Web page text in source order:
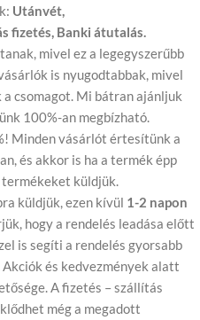
Utánvét,
fizetés, Banki átutalás.
mivel ez a legegyszerűbb
is nyugodtabbak, mivel
csomagot. Mi bátran ajánljuk
100%-an megbízható.
Minden vásárlót értesítünk a
és akkor is ha a termék épp
küldjük.
küldjük, ezen kívül 1-2 napon
hogy a rendelés leadása előtt
is segíti a rendelés gyorsabb
Akciók és kedvezmények alatt
A fizetés – szállítás
még a megadott